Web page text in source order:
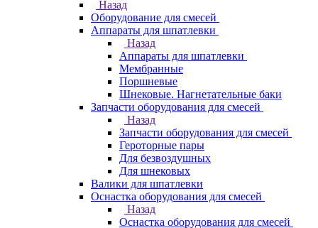
Назад
Оборудование для смесей
Аппараты для шпатлевки
Назад
Аппараты для шпатлевки
Мембранные
Поршневые
Шнековые. Нагнетательные баки
Запчасти оборудования для смесей
Назад
Запчасти оборудования для смесей
Героторные пары
Для безвоздушных
Для шнековых
Валики для шпатлевки
Оснастка оборудования для смесей
Назад
Оснастка оборудования для смесей